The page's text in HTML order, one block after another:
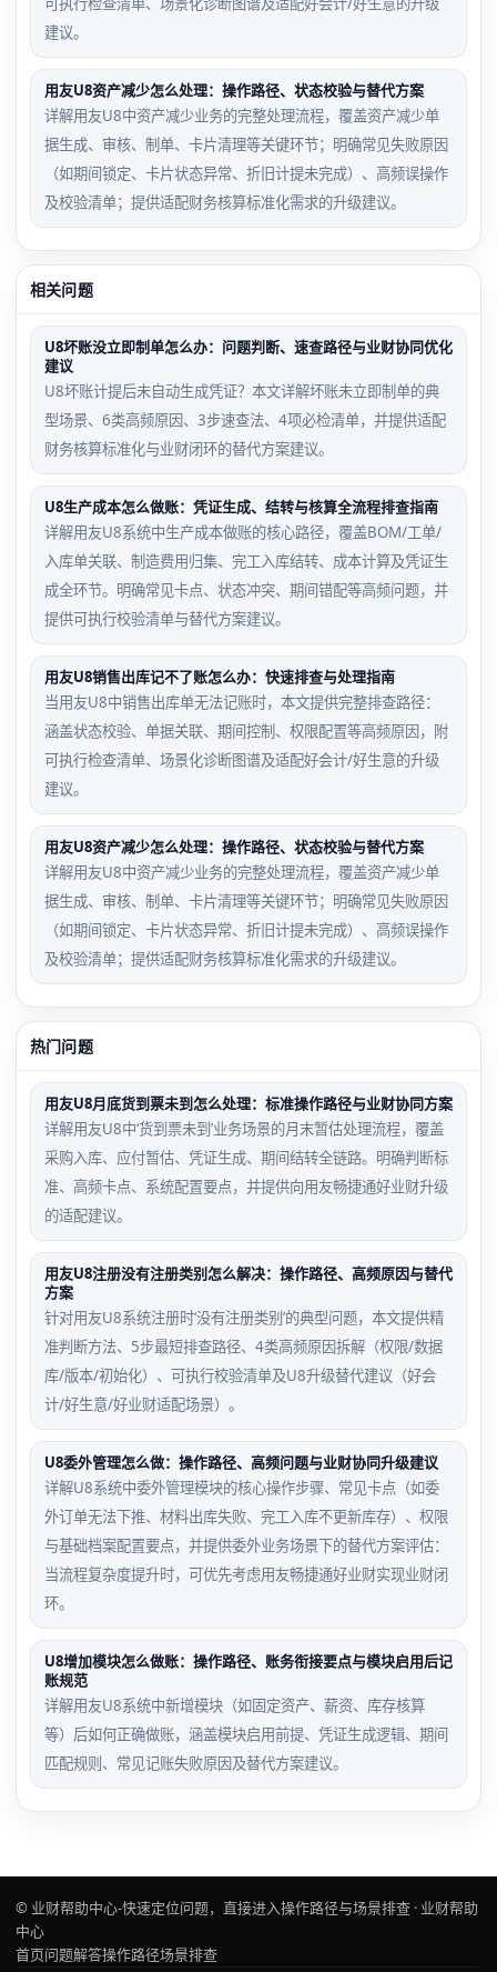
建议。
用友U8资产减少怎么处理：操作路径、状态校验与替代方案
详解用友U8中资产减少业务的完整处理流程，覆盖资产减少单
据生成、审核、制单、卡片清理等关键环节；明确常见失败原因
（如期间锁定、卡片状态异常、折旧计提未完成）、高频误操作
及校验清单；提供适配财务核算标准化需求的升级建议。
相关问题
U8坏账没立即制单怎么办：问题判断、速查路径与业财协同优化
建议
U8坏账计提后未自动生成凭证？本文详解坏账未立即制单的典
型场景、6类高频原因、3步速查法、4项必检清单，并提供适配
财务核算标准化与业财闭环的替代方案建议。
U8生产成本怎么做账：凭证生成、结转与核算全流程排查指南
详解用友U8系统中生产成本做账的核心路径，覆盖BOM/工单/
入库单关联、制造费用归集、完工入库结转、成本计算及凭证生
成全环节。明确常见卡点、状态冲突、期间错配等高频问题，并
提供可执行校验清单与替代方案建议。
用友U8销售出库记不了账怎么办：快速排查与处理指南
当用友U8中销售出库单无法记账时，本文提供完整排查路径：
涵盖状态校验、单据关联、期间控制、权限配置等高频原因，附
可执行检查清单、场景化诊断图谱及适配好会计/好生意的升级
建议。
用友U8资产减少怎么处理：操作路径、状态校验与替代方案
详解用友U8中资产减少业务的完整处理流程，覆盖资产减少单
据生成、审核、制单、卡片清理等关键环节；明确常见失败原因
（如期间锁定、卡片状态异常、折旧计提未完成）、高频误操作
及校验清单；提供适配财务核算标准化需求的升级建议。
热门问题
用友U8月底货到票未到怎么处理：标准操作路径与业财协同方案
详解用友U8中‘货到票未到’业务场景的月末暂估处理流程，覆盖
采购入库、应付暂估、凭证生成、期间结转全链路。明确判断标
准、高频卡点、系统配置要点，并提供向用友畅捷通好业财升级
的适配建议。
用友U8注册没有注册类别怎么解决：操作路径、高频原因与替代
方案
针对用友U8系统注册时‘没有注册类别’的典型问题，本文提供精
准判断方法、5步最短排查路径、4类高频原因拆解（权限/数据
库/版本/初始化）、可执行校验清单及U8升级替代建议（好会
计/好生意/好业财适配场景）。
U8委外管理怎么做：操作路径、高频问题与业财协同升级建议
详解U8系统中委外管理模块的核心操作步骤、常见卡点（如委
外订单无法下推、材料出库失败、完工入库不更新库存）、权限
与基础档案配置要点，并提供委外业务场景下的替代方案评估：
当流程复杂度提升时，可优先考虑用友畅捷通好业财实现业财闭
环。
U8增加模块怎么做账：操作路径、账务衔接要点与模块启用后记
账规范
详解用友U8系统中新增模块（如固定资产、薪资、库存核算
等）后如何正确做账，涵盖模块启用前提、凭证生成逻辑、期间
匹配规则、常见记账失败原因及替代方案建议。
© 业财帮助中心-快速定位问题，直接进入操作路径与场景排查 · 业财帮助
中心
首页问题解答操作路径场景排查